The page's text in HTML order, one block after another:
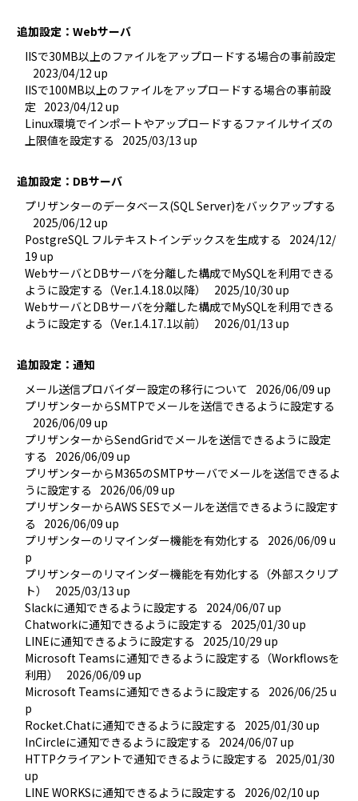
追加設定：Webサーバ
IISで30MB以上のファイルをアップロードする場合の事前設定
2023/04/12 up
IISで100MB以上のファイルをアップロードする場合の事前設
定 2023/04/12 up
Linux環境でインポートやアップロードするファイルサイズの
上限値を設定する
2025/03/13 up
追加設定：DBサーバ
プリザンターのデータベース(SQL Server)をバックアップする
2025/06/12 up
PostgreSQL フルテキストインデックスを生成する
2024/12/
19 up
WebサーバとDBサーバを分離した構成でMySQLを利用できる
ように設定する（Ver.1.4.18.0以降）
2025/10/30 up
WebサーバとDBサーバを分離した構成でMySQLを利用できる
ように設定する（Ver.1.4.17.1以前）
2026/01/13 up
追加設定：通知
メール送信プロバイダー設定の移行について
2026/06/09 up
プリザンターからSMTPでメールを送信できるように設定する
2026/06/09 up
プリザンターからSendGridでメールを送信できるように設定
する
2026/06/09 up
プリザンターからM365のSMTPサーバでメールを送信できるよ
うに設定する
2026/06/09 up
プリザンターからAWS SESでメールを送信できるように設定す
る
2026/06/09 up
プリザンターのリマインダー機能を有効化する
2026/06/09 u
p
プリザンターのリマインダー機能を有効化する（外部スクリプ
ト）
2025/03/13 up
Slackに通知できるように設定する
2024/06/07 up
Chatworkに通知できるように設定する
2025/01/30 up
LINEに通知できるように設定する
2025/10/29 up
Microsoft Teamsに通知できるように設定する（Workflowsを
利用）
2026/06/09 up
Microsoft Teamsに通知できるように設定する
2026/06/25 u
p
Rocket.Chatに通知できるように設定する
2025/01/30 up
InCircleに通知できるように設定する
2024/06/07 up
HTTPクライアントで通知できるように設定する
2025/01/30
up
LINE WORKSに通知できるように設定する
2026/02/10 up